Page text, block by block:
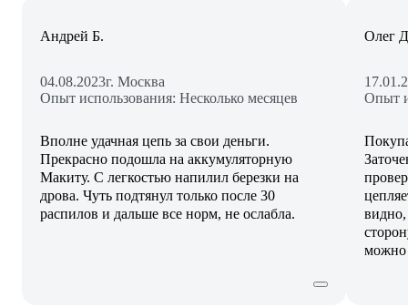
Андрей Б.
04.08.2023г. Москва
Опыт использования: Несколько месяцев
Вполне удачная цепь за свои деньги.
Прекрасно подошла на аккумуляторную
Макиту. С легкостью напилил березки на
дрова. Чуть подтянул только после 30
распилов и дальше все норм, не ослабла.
Олег
Опыт
можно